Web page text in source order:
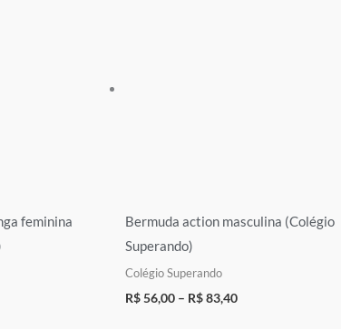
feminina
Bermuda action masculina (Colégio
Superando)
Colégio Superando
R$56,00– R$83,40